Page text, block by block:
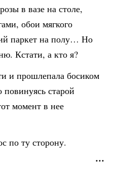
в вазе на столе,
обои мягкого
паркет на полу… Но
Кстати, а кто я?
и прошлепала босиком
старой
момент в нее
по ту сторону.